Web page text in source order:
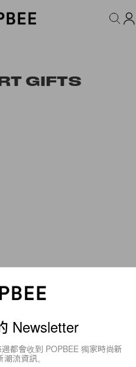
WELLNESS LIFESTYLE
GIFTS
單，絕不會讓你失手的
樣做！☃️
Newsletter
都會收到 POPBEE 獨家時尚新
流資訊。